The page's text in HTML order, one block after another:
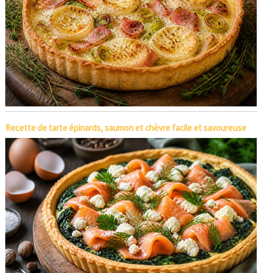
Recette de tarte épinards, saumon et chèvre facile et savoureuse